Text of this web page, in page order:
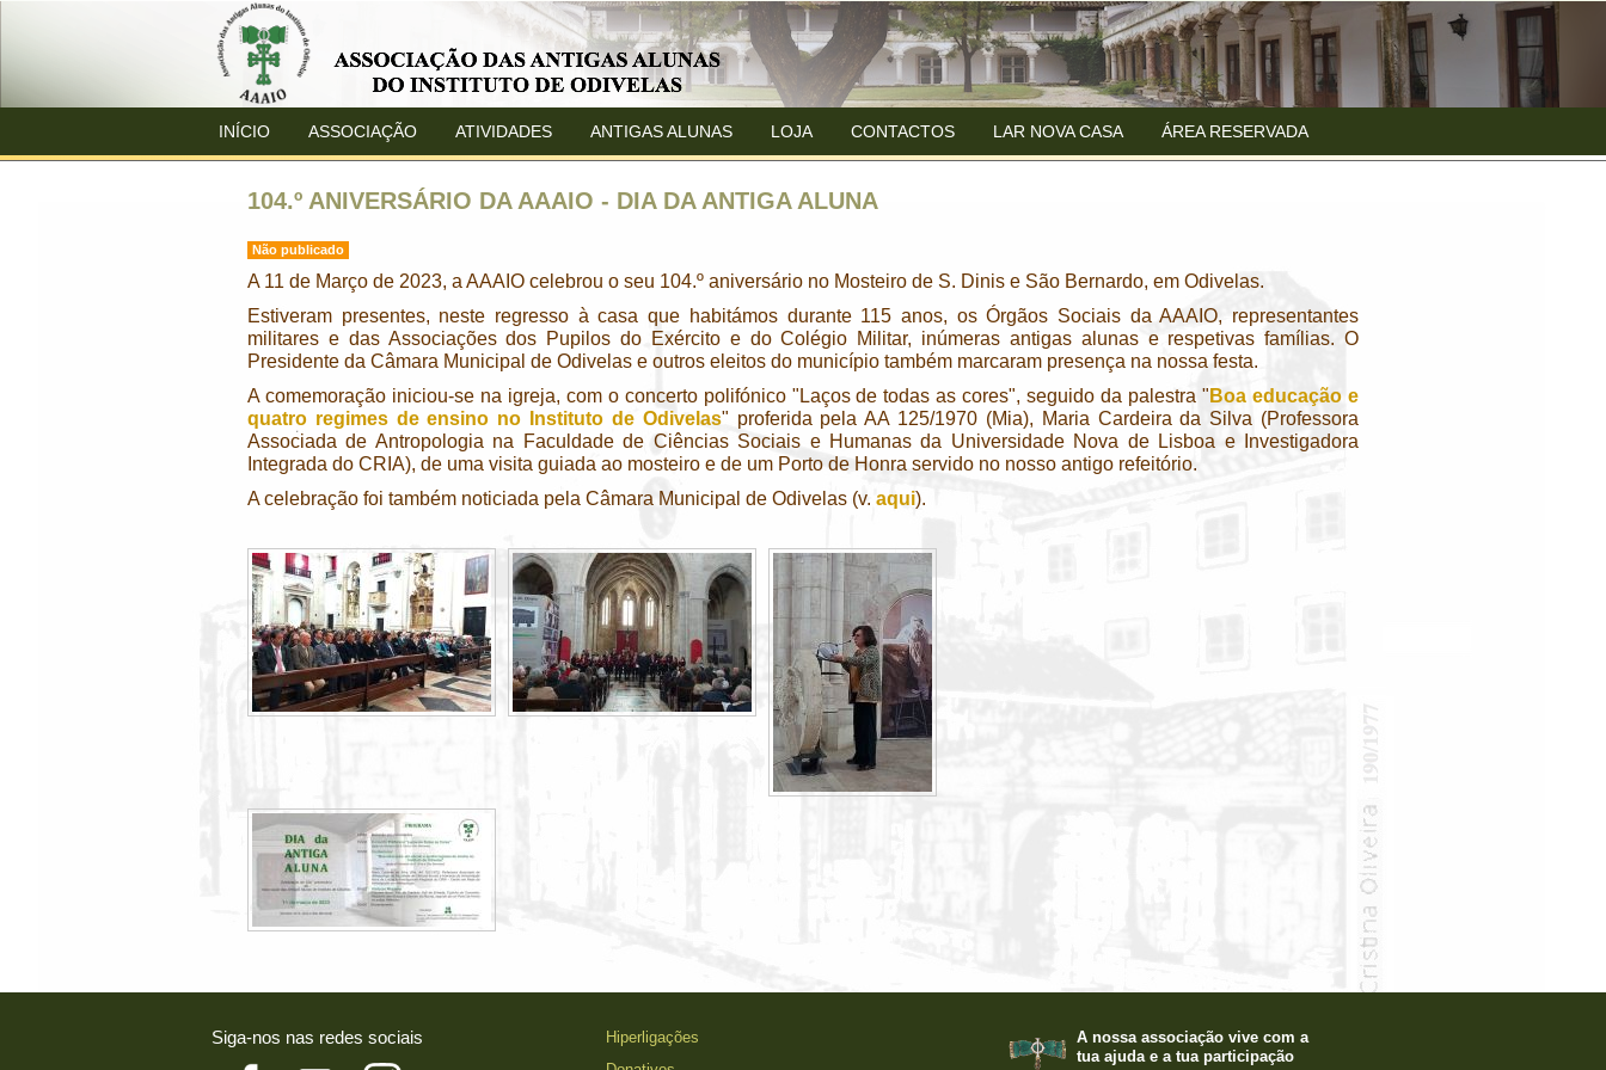
INÍCIO ASSOCIAÇÃO ATIVIDADES ANTIGAS ALUNAS LOJA CONTACTOS LAR NOVA CASA ÁREA RESERVADA
104.º ANIVERSÁRIO DA AAAIO - DIA DA ANTIGA ALUNA
Não publicado
A 11 de Março de 2023, a AAAIO celebrou o seu 104.º aniversário no Mosteiro de S. Dinis e São Bernardo, em Odivelas.
Estiveram presentes, neste regresso à casa que habitámos durante 115 anos, os Órgãos Sociais da AAAIO, representantes
militares e das Associações dos Pupilos do Exército e do Colégio Militar, inúmeras antigas alunas e respetivas famílias. O
Presidente da Câmara Municipal de Odivelas e outros eleitos do município também marcaram presença na nossa festa.
A comemoração iniciou-se na igreja, com o concerto polifónico "Laços de todas as cores", seguido da palestra " Boa educação e
quatro regimes de ensino no Instituto de Odivelas" proferida pela AA 125/1970 (Mia), Maria Cardeira da Silva (Professora
Associada de Antropologia na Faculdade de Ciências Sociais e Humanas da Universidade Nova de Lisboa e Investigadora
Integrada do CRIA), de uma visita guiada ao mosteiro e de um Porto de Honra servido no nosso antigo refeitório.
A celebração foi também noticiada pela Câmara Municipal de Odivelas (v. aqui).
Siga-nos nas redes sociais
Hiperligações
A nossa associação vive com a
tua ajuda e a tua participação